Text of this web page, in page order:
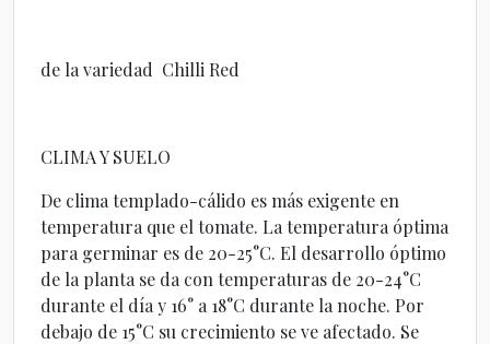
de la variedad Chilli Red
CLIMA Y SUELO
De clima templado-cálido es más exigente en
temperatura que el tomate. La temperatura óptima
para germinar es de 20-25°C. El desarrollo óptimo
de la planta se da con temperaturas de 20-24°C
durante el día y 16° a 18°C durante la noche. Por
debajo de 15°C su crecimiento se ve afectado. Se